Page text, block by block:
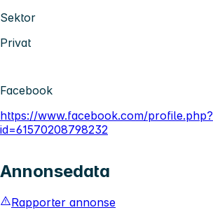
Sektor
Privat
Facebook
https://www.facebook.com/profile.php?
id=61570208798232
Annonsedata
Rapporter annonse